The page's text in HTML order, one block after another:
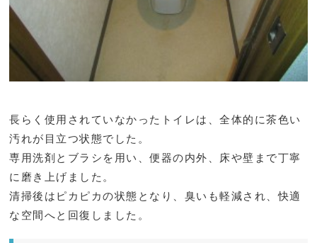
長らく使用されていなかったトイレは、全体的に茶色い
汚れが目立つ状態でした。
専用洗剤とブラシを用い、便器の内外、床や壁まで丁寧
に磨き上げました。
清掃後はピカピカの状態となり、臭いも軽減され、快適
な空間へと回復しました。